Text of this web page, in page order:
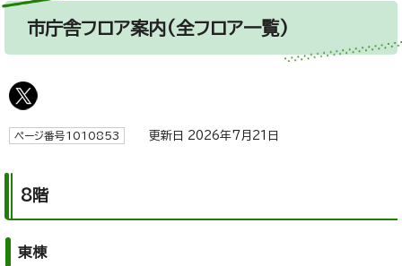
市庁舎フロア案内(全フロア一覧)
ページ番号1010853 更新日 2026年7月21日
8階
東棟